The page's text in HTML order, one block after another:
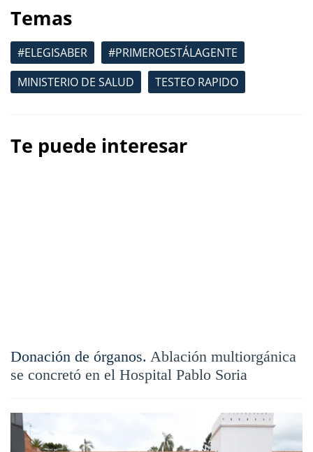
Temas
#ELEGISABER
#PRIMEROESTÁLAGENTE
MINISTERIO DE SALUD
TESTEO RAPIDO
Te puede interesar
Donación de órganos. Ablación multiorgánica
se concretó en el Hospital Pablo Soria